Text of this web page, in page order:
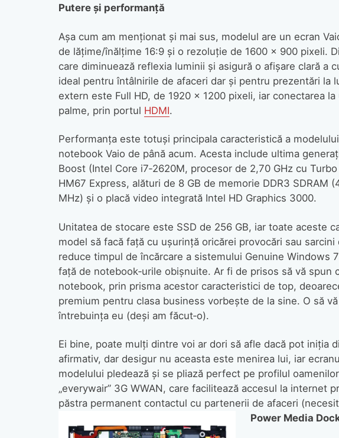
Putere şi performanţă
Aşa cum am menţionat şi mai sus, modelul are un ecran
de lăţime/înălţime 16:9 şi o rezoluţie de 1600 x 900 pixeli.
care diminuează reflexia luminii şi asigură o afişare clară a
ideal pentru întâlnirile de afaceri dar şi pentru prezentări la
extern este Full HD, de 1920 x 1200 pixeli, iar conectarea
palme, prin portul HDMI.
Performanţa este totuşi principala caracteristică a
notebook Vaio de până acum. Acesta include ultima
Boost (Intel Core i7‑2620M, procesor de 2,70 GHz cu
HM67 Express, alături de 8 GB de memorie DDR3 SDRAM
MHz) şi o placă video integrată Intel HD Graphics 3000.
Unitatea de stocare este SSD de 256 GB, iar toate aceste
model să facă faţă cu uşurinţă oricărei provocări sau
reduce timpul de încărcare a sistemului Genuine Windows
faţă de notebook‑urile obişnuite. Ar fi de prisos să vă
notebook, prin prisma acestor caracteristici de top,
premium pentru clasa business vorbeşte de la sine. O să
întrebuinţa eu (deşi am făcut‑o).
Ei bine, poate mulţi dintre voi ar dori să afle dacă pot iniţia
afirmativ, dar desigur nu aceasta este menirea lui, iar
modelului pledează şi se pliază perfect pe profilul
„everywair” 3G WWAN, care facilitează accesul la internet
păstra permanent contactul cu partenerii de afaceri
Power Media